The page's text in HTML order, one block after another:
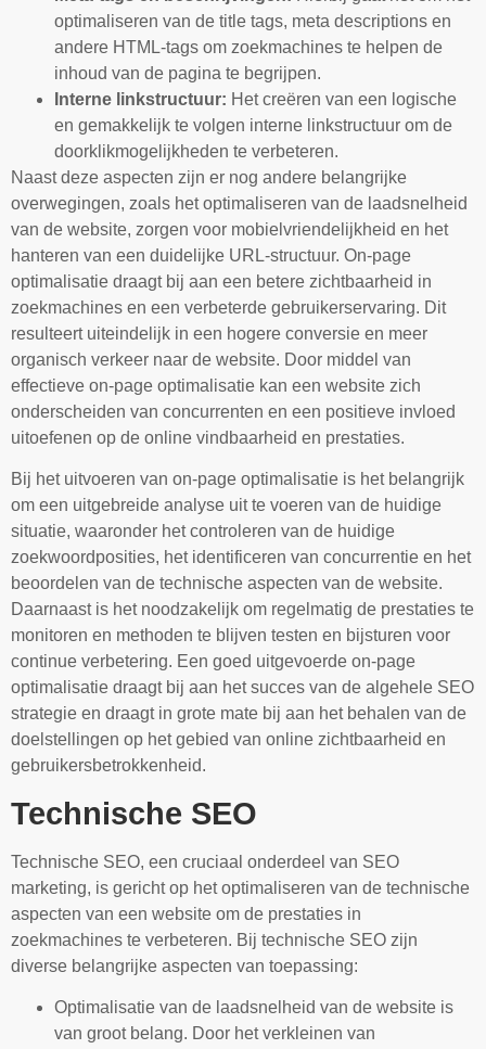
optimaliseren van de title tags, meta descriptions en
andere HTML-tags om zoekmachines te helpen de
inhoud van de pagina te begrijpen.
Interne linkstructuur: Het creëren van een logische
en gemakkelijk te volgen interne linkstructuur om de
doorklikmogelijkheden te verbeteren.
Naast deze aspecten zijn er nog andere belangrijke
overwegingen, zoals het optimaliseren van de laadsnelheid
van de website, zorgen voor mobielvriendelijkheid en het
hanteren van een duidelijke URL-structuur. On-page
optimalisatie draagt bij aan een betere zichtbaarheid in
zoekmachines en een verbeterde gebruikerservaring. Dit
resulteert uiteindelijk in een hogere conversie en meer
organisch verkeer naar de website. Door middel van
effectieve on-page optimalisatie kan een website zich
onderscheiden van concurrenten en een positieve invloed
uitoefenen op de online vindbaarheid en prestaties.
Bij het uitvoeren van on-page optimalisatie is het belangrijk
om een uitgebreide analyse uit te voeren van de huidige
situatie, waaronder het controleren van de huidige
zoekwoordposities, het identificeren van concurrentie en het
beoordelen van de technische aspecten van de website.
Daarnaast is het noodzakelijk om regelmatig de prestaties te
monitoren en methoden te blijven testen en bijsturen voor
continue verbetering. Een goed uitgevoerde on-page
optimalisatie draagt bij aan het succes van de algehele SEO
strategie en draagt in grote mate bij aan het behalen van de
doelstellingen op het gebied van online zichtbaarheid en
gebruikersbetrokkenheid.
Technische SEO
Technische SEO, een cruciaal onderdeel van SEO
marketing, is gericht op het optimaliseren van de technische
aspecten van een website om de prestaties in
zoekmachines te verbeteren. Bij technische SEO zijn
diverse belangrijke aspecten van toepassing:
Optimalisatie van de laadsnelheid van de website is
van groot belang. Door het verkleinen van